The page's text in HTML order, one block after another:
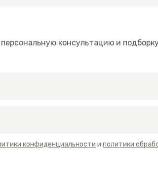
консультацию и
конфиденциальности и политики